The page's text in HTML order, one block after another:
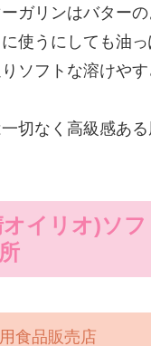
ガリンはバター
使うにしても油
ソフトな溶けや
切なく高級感あ
オイリオ)ソ
食品販売店